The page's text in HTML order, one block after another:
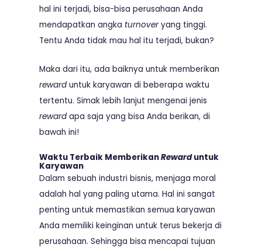
hal ini terjadi, bisa-bisa perusahaan Anda
mendapatkan angka turnoveryang tinggi.
Tentu Anda tidak mau hal itu terjadi, bukan?
Maka dari itu, ada baiknya untuk memberikan
rewarduntuk karyawan di beberapa waktu
tertentu. Simak lebih lanjut mengenai jenis
rewardapa saja yang bisa Anda berikan, di
bawah ini!
Waktu Terbaik MemberikanRewarduntuk
Karyawan
Dalam sebuah industri bisnis, menjaga moral
adalah hal yang paling utama. Hal ini sangat
penting untuk memastikan semua karyawan
Anda memiliki keinginan untuk terus bekerja di
perusahaan. Sehingga bisa mencapai tujuan